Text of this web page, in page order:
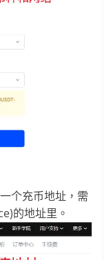
个充币地址，需
的地址里。